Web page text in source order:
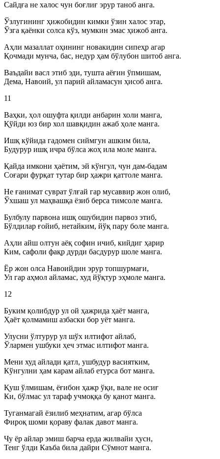
Сайдға не халос чун боғлиғ эрур таноб анга.
Ўзлугининг ҳижобидин кимки ўзин халос этар,
Ўзга қаёнки солса кўз, мумкин эмас ҳижоб анга.
Аҳли мазаллат оҳининг новакидин сипеҳр агар
Қочмади мунча, бас, недур ҳам бўлубон шитоб анга.
Ваъдайи васл этиб эди, тушта аёғин ўпмишам,
Дема, Навоий, ул парий айламасун ҳисоб анга.
11
Ваҳки, ҳол ошуфта қилди анбарин холи манга,
Қўйди юз бир хол шавқидин ажаб ҳоле манга.
Ишқ кўйида гадомен сиймгун ашким била,
Будурур ишқ ичра бўлса жоҳ ила моле манга.
Қайда имкони ҳаётим, эй кўнгул, чун дам-бадам
Соғари фурқат тутар бир ҳажри қаттоле манга.
Не ғанимат суврат ўлғай гар мусаввир жон олиб,
Ўхшаш ул маҳвашқа ёзиб берса тимсоле манга.
Булбулу парвона ишқ ошубидин парвоз этиб,
Бўлдилар ғойиб, нетайким, йўқ пару боле манга.
Аҳли айш олтун аёқ софин ичиб, кийдиг ҳарир
Ким, сафоли фақр дурди басдурур шоле манга.
Ёр жон олса Навоийдин эрур топшурмағи,
Ул гар аҳмол айламас, худ йўқтур эҳмоле манга.
12
Буким қолибдур ул ой ҳажрида ҳаёт манга,
Ҳаёт қолмамиш азбаски бор уёт манга.
Улусни ўлтурур ул шўх илтифот айлаб,
Ўлармен ушбуки ҳеч этмас илтифот манга.
Мени худ айлади қатл, ушбудур васиятким,
Кўнгулни ҳам карам айлаб етурса бот манга.
Қуш ўлмишам, ёғибон ҳажр ўқи, вале не осиғ
Ки, бўлмас ул тараф учмоққа бу қанот манга.
Туганмагай ёзилиб меҳнатим, агар бўлса
Фироқ шоми қораву фалак давот манга.
Чу ёр айлар эмиш барча ерда жилвайи ҳусн,
Тенг ўлди Каъба била дайри Сўмнот манга.